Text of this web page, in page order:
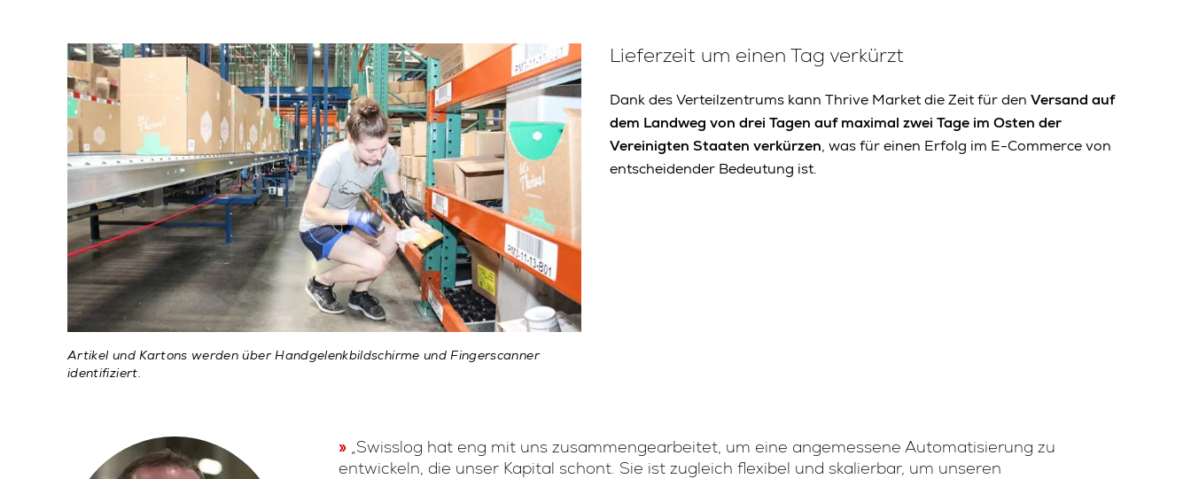
Artikel und Kartons werden über Handgelenkbildschirme und Fingerscanner
identifiziert.
Lieferzeit um einen Tag verkürzt
Dank des Verteilzentrums kann Thrive Market die Zeit für den Versand auf
dem Landweg von drei Tagen auf maximal zwei Tage im Osten der
Vereinigten Staaten verkürzen, was für einen Erfolg im E-Commerce von
entscheidender Bedeutung ist.
„Swisslog hat eng mit uns zusammengearbeitet, um eine angemessene Automatisierung zu
entwickeln, die unser Kapital schont. Sie ist zugleich flexibel und skalierbar, um unseren